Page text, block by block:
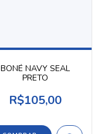
BONÉ NAVY SEAL
PRETO
R$105,00